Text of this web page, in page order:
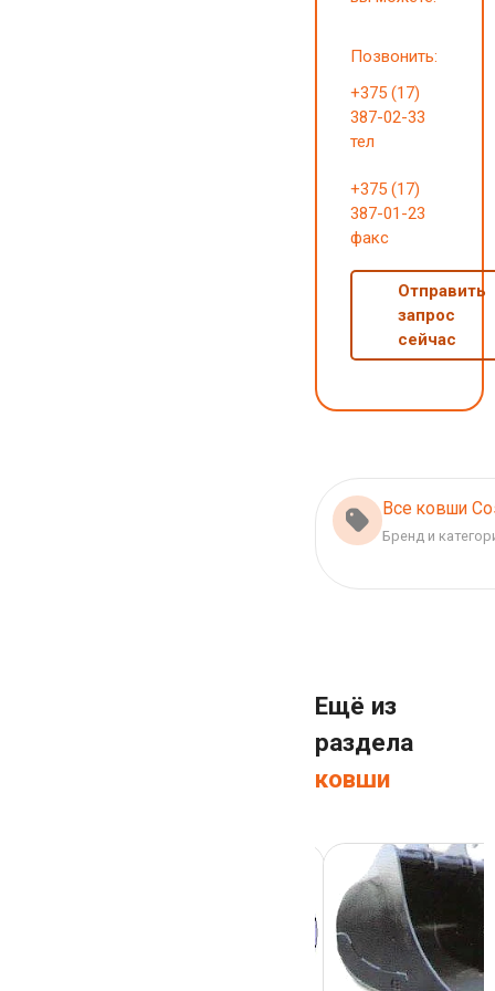
Позвонить:
+375 (17)
387-02-33
тел
+375 (17)
387-01-23
факс
Отправить
запрос
сейчас
Все ковши
Бренд и
Ещё из
раздела
ковши